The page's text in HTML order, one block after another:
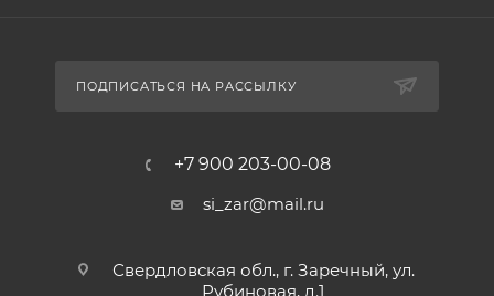
ПОДПИСАТЬСЯ НА РАССЫЛКУ
+7 900 203-00-08
si_zar@mail.ru
Свердловская обл., г. Заречный, ул.
Рубиновая, д.1